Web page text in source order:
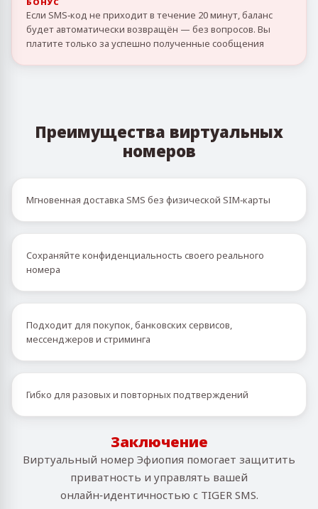
Если SMS‑код не приходит в течение 20 минут, баланс
будет автоматически возвращён — без вопросов. Вы
платите только за успешно полученные сообщения
Преимущества виртуальных
номеров
Мгновенная доставка SMS без физической SIM‑карты
Сохраняйте конфиденциальность своего реального
номера
Подходит для покупок, банковских сервисов,
мессенджеров и стриминга
Гибко для разовых и повторных подтверждений
Заключение
Виртуальный номер Эфиопия помогает защитить
приватность и управлять вашей
онлайн‑идентичностью с TIGER SMS.